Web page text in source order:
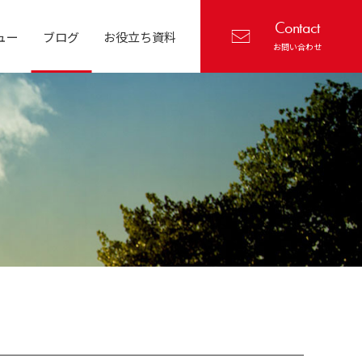
ー ブログ お役立ち資料 Contact
お問い合わせ